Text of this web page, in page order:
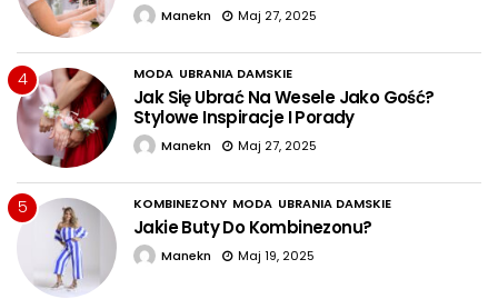
Manekn Maj 27, 2025
4 MODA UBRANIA DAMSKIE
Jak Się Ubrać Na Wesele Jako Gość?
Stylowe Inspiracje I Porady
Manekn Maj 27, 2025
5 KOMBINEZONY MODA UBRANIA DAMSKIE
Jakie Buty Do Kombinezonu?
Manekn Maj 19, 2025